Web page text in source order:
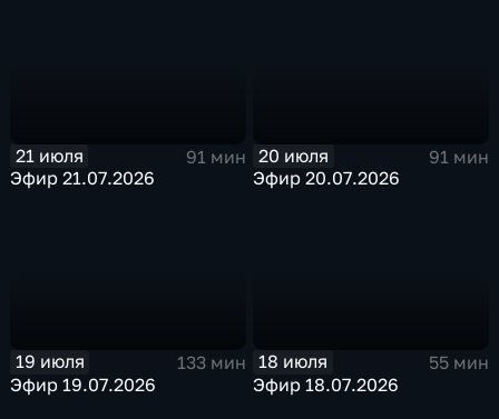
21 июля
91 мин
Эфир 21.07.2026
20 июля
91 мин
Эфир 20.07.2026
19 июля
133 мин
Эфир 19.07.2026
18 июля
55 мин
Эфир 18.07.2026